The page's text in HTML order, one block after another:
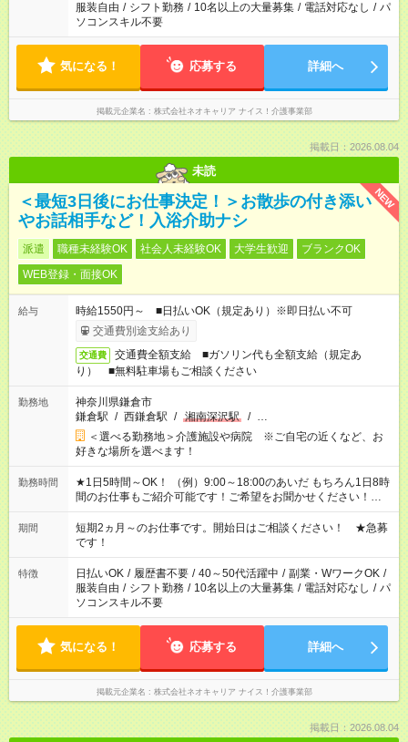
服装自由 / シフト勤務 / 10名以上の大量募集 / 電話対応なし / パ
ソコンスキル不要
気になる！ 応募する 詳細へ
掲載元企業名 株式会社ネオキャリア ナイス！介護事業部
掲載日：2026.08.04
未読
NEW
＜最短3日後にお仕事決定！＞お散歩の付き添い
やお話相手など！入浴介助ナシ
派遣 職種未経験OK 社会人未経験OK 大学生歓迎
ブランクOK
WEB登録・面接OK
給与
時給1550円～ ■日払いOK（規定あり）※即日払い不可
交通費別途支給あり
交通費
交通費全額支給 ■ガソリン代も全額支給（規定あ
り） ■無料駐車場もご相談ください
勤務地
神奈川県鎌倉市
鎌倉駅 / 西鎌倉駅 / 湘南深沢駅 / …
＜選べる勤務地＞介護施設や病院 ※ご自宅の近くなど、お
好きな場所を選べます！
勤務時間
★1日5時間～OK！ （例）9:00～18:00のあいだ もちろん1日8時
間のお仕事もご紹介可能です！ご希望をお聞かせください！★家
庭の都合でお休みが必要な場合も遠慮なくご相談ください。 ※
週最低15時間以上の勤務が必要です
期間
短期2ヵ月～のお仕事です。開始日はご相談ください！ ★急募
です！
特徴 日払いOK / 履歴書不要 / 40～50代活躍中 / 副業・WワークOK /
服装自由 / シフト勤務 / 10名以上の大量募集 / 電話対応なし / パ
ソコンスキル不要
気になる！ 応募する 詳細へ
掲載元企業名 株式会社ネオキャリア ナイス！介護事業部
掲載日：2026.08.04